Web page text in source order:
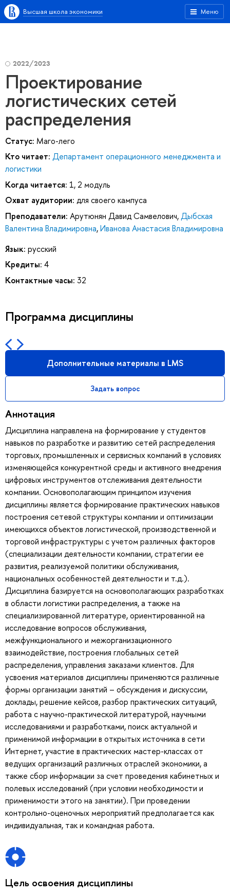
Меню
Высшая школа экономики
2022/2023
Проектирование
логистических сетей
распределения
Статус: Маго-лего
Кто читает: Департамент операционного менеджмента и
логистики
Когда читается: 1, 2 модуль
Охват аудитории: для своего кампуса
Преподаватели: Арутюнян Давид Самвелович,Дыбская
Валентина Владимировна,Иванова Анастасия Владимировна
Язык: русский
Кредиты: 4
Контактные часы: 32
Программа дисциплины
Дополнительные материалы в LMS
Задать вопрос
Аннотация
Дисциплина направлена на формирование у студентов
навыков по разработке и развитию сетей распределения
торговых, промышленных и сервисных компаний в условиях
изменяющейся конкурентной среды и активного внедрения
цифровых инструментов отслеживания деятельности
компании. Основополагающим принципом изучения
дисциплины является формирование практических навыков
построения сетевой структуры компании и оптимизации
имеющихся объектов логистической, производственной и
торговой инфраструктуры с учетом различных факторов
(специализации деятельности компании, стратегии ее
развития, реализуемой политики обслуживания,
национальных особенностей деятельности и т.д.).
Дисциплина базируется на основополагающих разработках
в области логистики распределения, а также на
специализированной литературе, ориентированной на
исследование вопросов обслуживания,
межфункционального и межорганизационного
взаимодействие, построения глобальных сетей
распределения, управления заказами клиентов. Для
усвоения материалов дисциплины применяются различные
формы организации занятий – обсуждения и дискуссии,
доклады, решение кейсов, разбор практических ситуаций,
работа с научно-практической литературой, научными
исследованиями и разработками, поиск актуальной и
применимой информации в открытых источника в сети
Интернет, участие в практических мастер-классах от
ведущих организаций различных отраслей экономики, а
также сбор информации за счет проведения кабинетных и
полевых исследований (при условии необходимости и
применимости этого на занятии). При проведении
контрольно-оценочных мероприятий предполагается как
индивидуальная, так и командная работа.
Цель освоения дисциплины